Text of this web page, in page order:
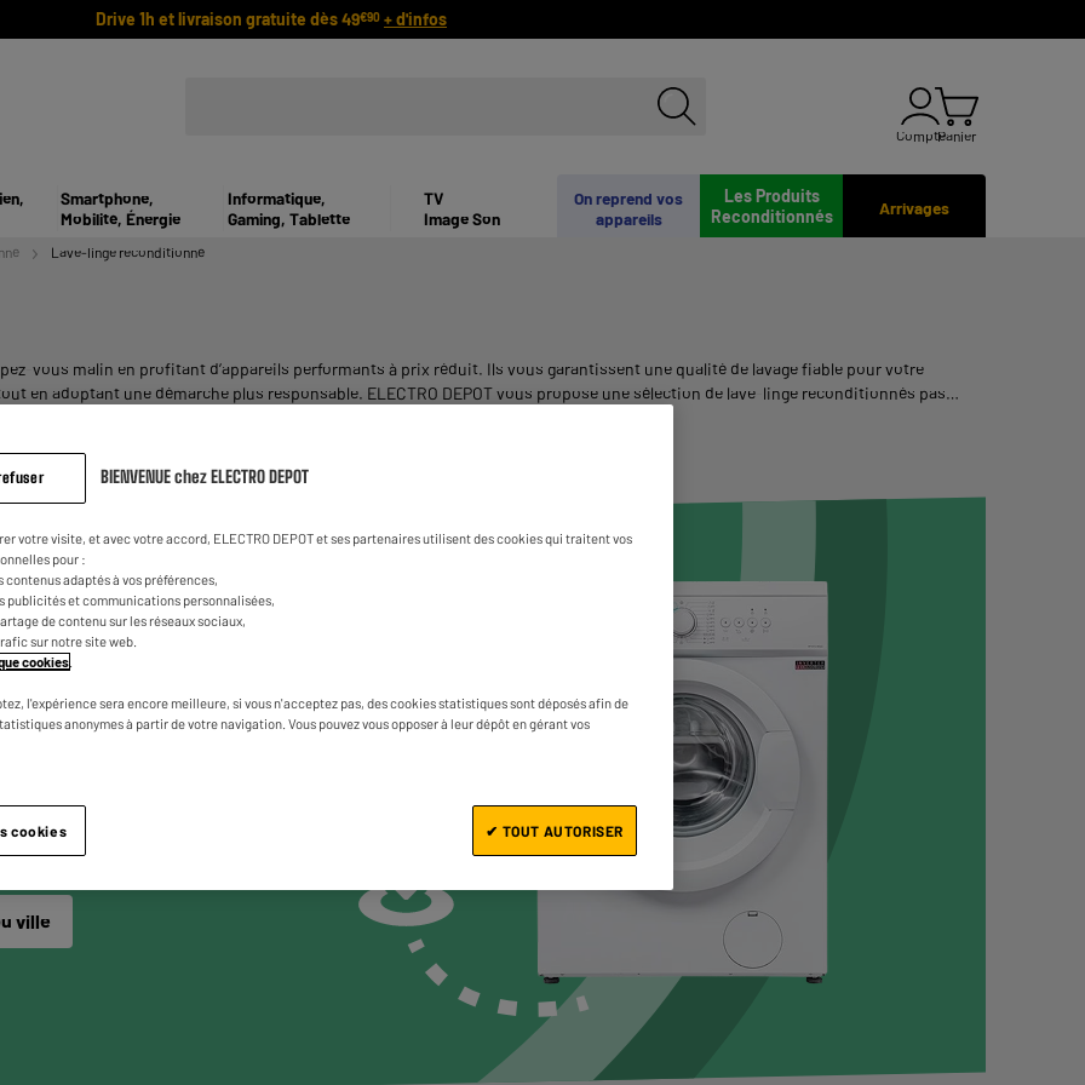
Drive 1h et livraison gratuite dès 49€90 + d'infos
ComptePanier
Arrivages
Les Produits
Reconditionnés
On reprend vos
appareils
Smartphone,
Mobilité, Énergie
Informatique,
Gaming, Tablette
TV
Image Son
Lave-linge reconditionné
vous malin en profitant d’appareils performants à prix réduit. Ils vous garantissent une qualité de lavage fiable pour votre
en adoptant une démarche plus responsable. ELECTRO DEPOT vous propose une sélection de lave-linge reconditionnés pas
LINGE
les produits
ville
BIENVENUE chez ELECTRO DEPOT
votre visite, et avec votre accord, ELECTRO DEPOT et ses partenaires utilisent des cookies qui traitent vos
pour :
contenus adaptés à vos préférences,
publicités et communications personnalisées,
de contenu sur les réseaux sociaux,
sur notre site web.
cookies
l'expérience sera encore meilleure, si vous n'acceptez pas, des cookies statistiques sont déposés afin de
anonymes à partir de votre navigation. Vous pouvez vous opposer à leur dépôt en gérant vos
cookies ✔ TOUT AUTORISER